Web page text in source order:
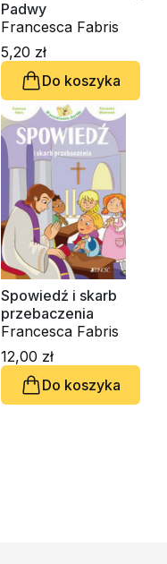
Padwy
Francesca Fabris
5,20 zł
Do koszyka
Spowiedź i skarb
przebaczenia
Francesca Fabris
12,00 zł
Do koszyka